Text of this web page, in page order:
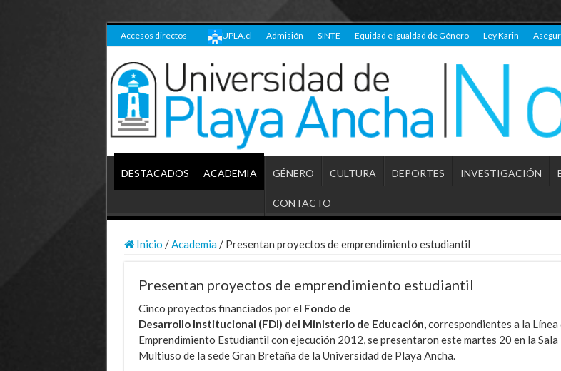
– Accesos directos – UPLA.cl Admisión SINTE Equidad e Igualdad de Género Ley Karin
DESTACADOS ACADEMIA GÉNERO CULTURA DEPORTES INVESTIGACIÓN
CONTACTO
Inicio / Academia / Presentan proyectos de emprendimiento estudiantil
Presentan proyectos de emprendimiento estudiantil
Cinco proyectos financiados por el Fondo de
Desarrollo Institucional (FDI) del Ministerio de Educación, correspondientes a la Línea
Emprendimiento Estudiantil con ejecución 2012, se presentaron este martes 20 en la Sala
Multiuso de la sede Gran Bretaña de la Universidad de Playa Ancha.